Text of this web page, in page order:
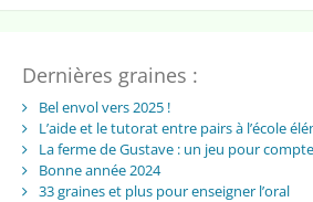
Dernières graines :
Bel envol vers 2025 !
L’aide et le tutorat entre pairs à l’école
La ferme de Gustave : un jeu pour
Bonne année 2024
33 graines et plus pour enseigner l’oral